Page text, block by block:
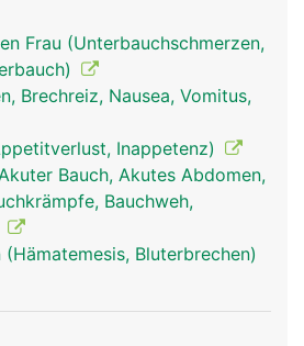
Frau (Unterbauchschmerzen,
Brechreiz, Nausea, Vomitus,
Inappetenz)
Bauch, Akutes Abdomen,
Bauchweh,
Bluterbrechen)